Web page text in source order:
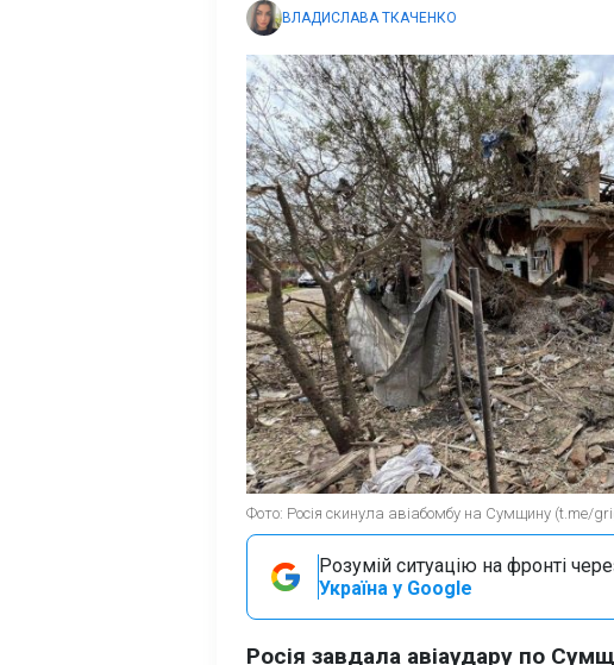
ВЛАДИСЛАВА ТКАЧЕНКО
Фото: Росія скинула авіабомбу на Сумщину (t.me/
Розумій ситуацію на фронті
Україна у Google
Росія завдала авіаудару по